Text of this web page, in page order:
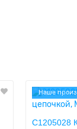
Наше
C1205028